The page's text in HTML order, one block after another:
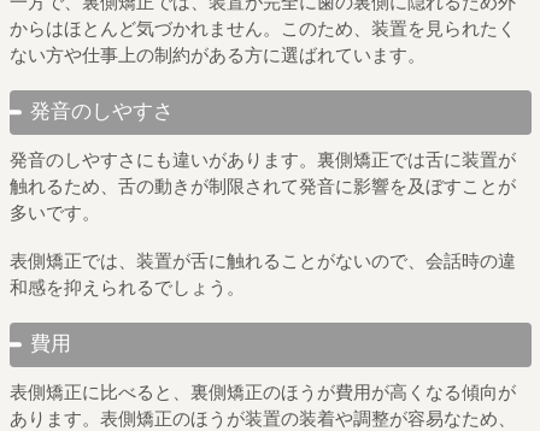
からはほとんど気づかれません。このため、装置を見られたく
ない方や仕事上の制約がある方に選ばれています。
発音のしやすさ
発音のしやすさにも違いがあります。裏側矯正では舌に装置が
触れるため、舌の動きが制限されて発音に影響を及ぼすことが
多いです。
表側矯正では、装置が舌に触れることがないので、会話時の違
和感を抑えられるでしょう。
費用
表側矯正に比べると、裏側矯正のほうが費用が高くなる傾向が
あります。表側矯正のほうが装置の装着や調整が容易なため、